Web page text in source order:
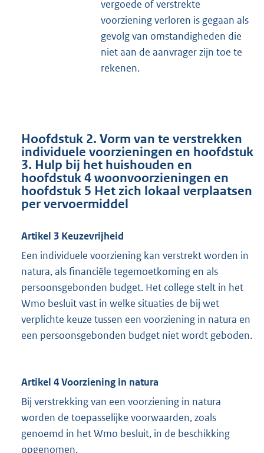
vergoede of verstrekte
voorziening verloren is gegaan als
gevolg van omstandigheden die
niet aan de aanvrager zijn toe te
rekenen.
Hoofdstuk 2. Vorm van te verstrekken
individuele voorzieningen en hoofdstuk
3. Hulp bij het huishouden en
hoofdstuk 4 woonvoorzieningen en
hoofdstuk 5 Het zich lokaal verplaatsen
per vervoermiddel
Artikel 3 Keuzevrijheid
Een individuele voorziening kan verstrekt worden in
natura, als financiële tegemoetkoming en als
persoonsgebonden budget. Het college stelt in het
Wmo besluit vast in welke situaties de bij wet
verplichte keuze tussen een voorziening in natura en
een persoonsgebonden budget niet wordt geboden.
Artikel 4 Voorziening in natura
Bij verstrekking van een voorziening in natura
worden de toepasselijke voorwaarden, zoals
genoemd in het Wmo besluit, in de beschikking
opgenomen.